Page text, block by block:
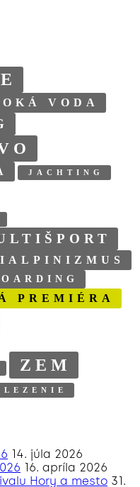
VODA
JACHTING
PREMIÉRA
ZEM
LEZENIE
14. júla 2026
16. apríla 2026
Hory a mesto 31.